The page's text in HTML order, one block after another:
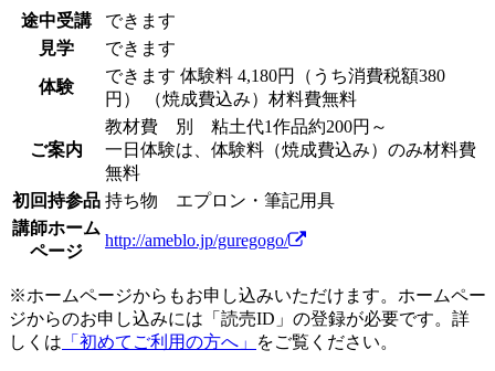
途中受講
できます
見学
できます
体験
できます 体験料 4,180円（うち消費税額380
円）
（焼成費込み）材料費無料
ご案内
教材費 別 粘土代1作品約200円～
一日体験は、体験料（焼成費込み）のみ材料費
無料
初回持参品 持ち物 エプロン・筆記用具
講師ホーム
ページ
http://ameblo.jp/guregogo/
※ホームページからもお申し込みいただけます。ホームペー
ジからのお申し込みには「読売ID」の登録が必要です。詳
しくは 「初めてご利用の方へ」 をご覧ください。